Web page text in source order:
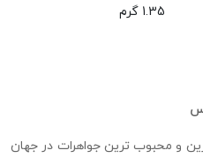
1.35 گرم
و محبوب‌ ترین جواهرات در جهان